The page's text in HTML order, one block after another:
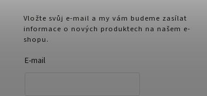
Vložte svůj e-mail a my vám budeme zasílat
informace o nových produktech na našem e-
shopu.
E-mail